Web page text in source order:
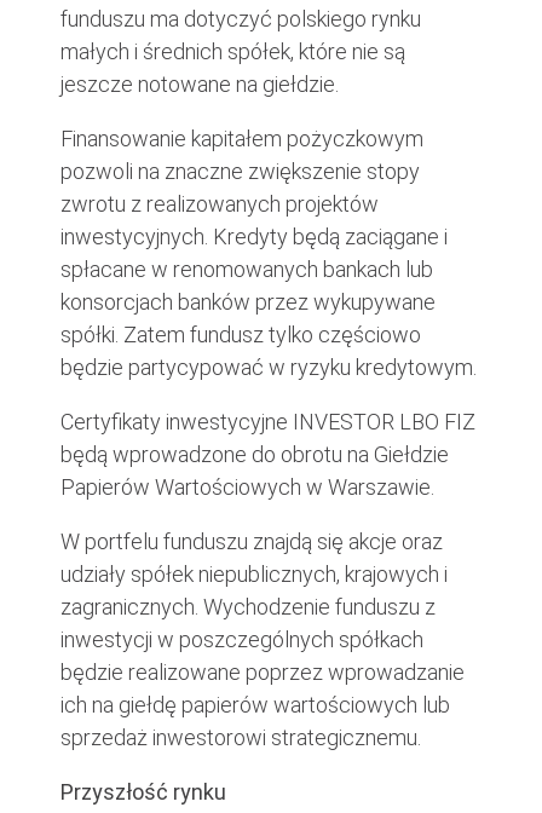
funduszu ma dotyczyć polskiego rynku
małych i średnich spółek, które nie są
jeszcze notowane na giełdzie.
Finansowanie kapitałem pożyczkowym
pozwoli na znaczne zwiększenie stopy
zwrotu z realizowanych projektów
inwestycyjnych. Kredyty będą zaciągane i
spłacane w renomowanych bankach lub
konsorcjach banków przez wykupywane
spółki. Zatem fundusz tylko częściowo
będzie partycypować w ryzyku kredytowym.
Certyfikaty inwestycyjne INVESTOR LBO FIZ
będą wprowadzone do obrotu na Giełdzie
Papierów Wartościowych w Warszawie.
W portfelu funduszu znajdą się akcje oraz
udziały spółek niepublicznych, krajowych i
zagranicznych. Wychodzenie funduszu z
inwestycji w poszczególnych spółkach
będzie realizowane poprzez wprowadzanie
ich na giełdę papierów wartościowych lub
sprzedaż inwestorowi strategicznemu.
Przyszłość rynku